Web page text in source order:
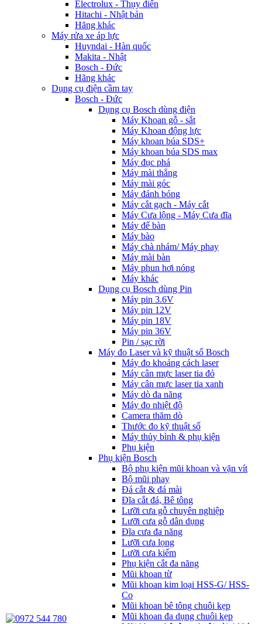
Electrolux - Thụy điển
Hitachi - Nhật bản
Hãng khác
Máy rửa xe áp lực
Huyndai - Hàn quốc
Makita - Nhật
Bosch - Đức
Hãng khác
Dụng cụ điện cầm tay
Bosch - Đức
Dụng cụ Bosch dùng điện
Máy Khoan gỗ - sắt
Máy Khoan động lực
Máy khoan búa SDS+
Máy khoan búa SDS max
Máy đục phá
Máy mài thẳng
Máy mài góc
Máy đánh bóng
Máy cắt gạch - Máy cắt
Máy Cưa lộng - Máy Cưa đĩa
Máy để bàn
Máy bào
Máy chà nhám/ Máy phay
Máy mài bàn
Máy phun hơi nóng
Máy khác
Dụng cụ Bosch dùng Pin
Máy pin 3.6V
Máy pin 12V
Máy pin 18V
Máy pin 36V
Pin / sạc rời
Máy đo Laser và kỹ thuật số Bosch
Máy đo khoảng cách laser
Máy cân mực laser tia đỏ
Máy cân mực laser tia xanh
Máy dò đa năng
Máy đo nhiệt độ
Camera thăm dò
Thước đo kỹ thuật số
Máy thủy bình & phụ kiện
Phụ kịện
Phụ kiện Bosch
Bộ phụ kiện mũi khoan và vặn vít
Bộ mũi phay
Đá cắt & đá mài
Đĩa cắt đá, Bê tông
Lưỡi cưa gỗ chuyên nghiệp
Lưỡi cưa gỗ dân dụng
Đĩa cưa đa năng
Lưỡi cưa lọng
Lưỡi cưa kiếm
Phụ kiện cắt đa năng
Mũi khoan từ
Mũi khoan kim loại HSS-G/ HSS-
Co
Mũi khoan bê tông chuôi kẹp
Mũi khoan đa dụng chuôi kẹp